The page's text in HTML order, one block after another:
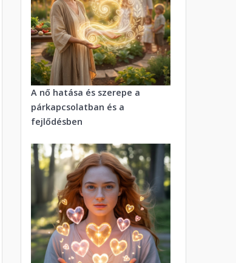
A nő hatása és szerepe a
párkapcsolatban és a
fejlődésben